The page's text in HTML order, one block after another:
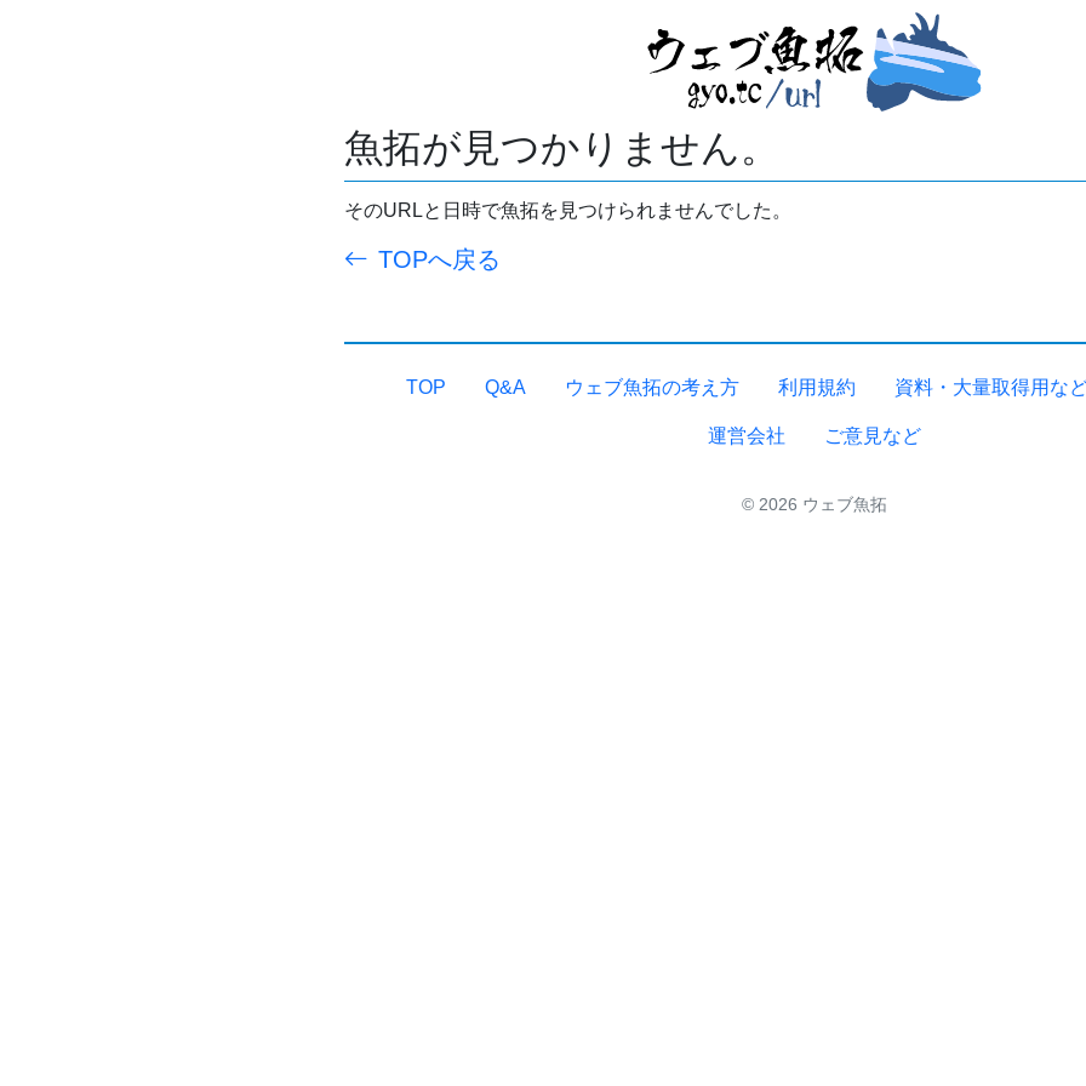
魚拓が見つかりません。
そのURLと日時で魚拓を見つけられませんでした。
TOPへ戻る
TOP Q&A ウェブ魚拓の考え方 利用規約 資料・大量取得用な
運営会社 ご意見など
© 2026 ウェブ魚拓